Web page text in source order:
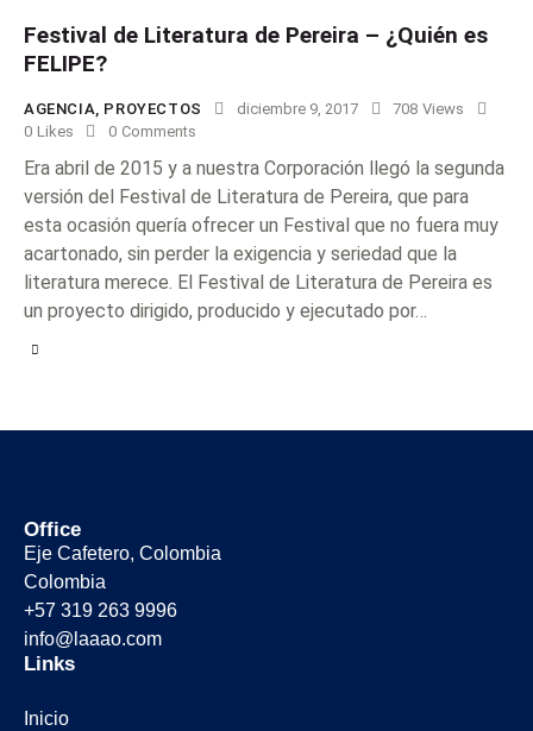
Festival de Literatura de Pereira – ¿Quién es
FELIPE?
AGENCIA PROYECTOS diciembre 9, 2017 708 Views
0 Likes 0 Comments
Era abril de 2015 y a nuestra Corporación llegó la segunda
versión del Festival de Literatura de Pereira, que para
esta ocasión quería ofrecer un Festival que no fuera muy
acartonado, sin perder la exigencia y seriedad que la
literatura merece. El Festival de Literatura de Pereira es
un proyecto dirigido, producido y ejecutado por…
Office
Eje Cafetero, Colombia
Colombia
+57 319 263 9996
info@laaao.com
Links
Inicio